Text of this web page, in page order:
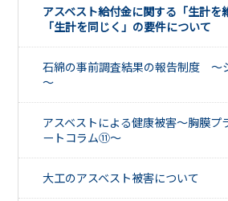
アスベスト給付金に関する「生計を
「生計を同じく」の要件について
石綿の事前調査結果の報告制度 ～
～
アスベストによる健康被害～胸膜
ートコラム⑪～
大工のアスベスト被害について